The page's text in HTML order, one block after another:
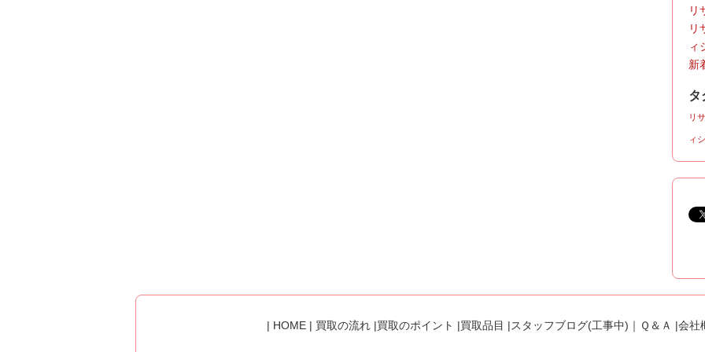
リ
リ
ィ
新
タ
リ
ィ
| HOME| 買取の流れ|買取のポイント |買取品目 |スタッフブログ(工事中) ｜ Ｑ＆Ａ |会社